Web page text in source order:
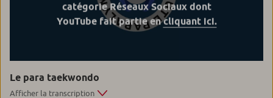
catégorie Réseaux Sociaux dont
YouTube fait partie encliquant ici.
Le para taekwondo
Afficher la transcription